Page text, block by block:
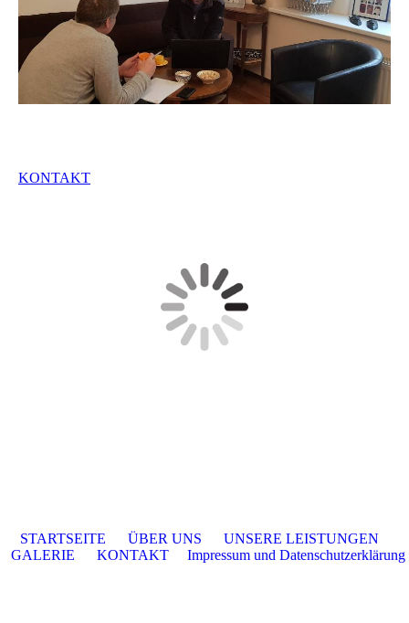
KONTAKT
STARTSEITE ÜBER UNS
UNSERE LEISTUNGEN
GALERIE
KONTAKT Impressum und Datenschutzerklärung